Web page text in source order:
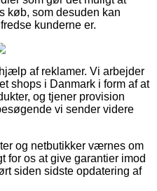
køb, som desuden kan
kunderne er.
af reklamer. Vi arbejder
shops i Danmark i form af at
og tjener provision
vi sender videre
og netbutikker værnes om
for os at give garantier imod
siden sidste opdatering af